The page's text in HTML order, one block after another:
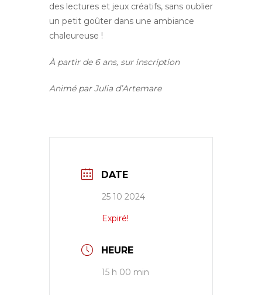
des lectures et jeux créatifs, sans oublier
un petit goûter dans une ambiance
chaleureuse !
À partir de 6 ans, sur inscription
Animé par Julia d’Artemare
DATE
25 10 2024
Expiré!
HEURE
15 h 00 min